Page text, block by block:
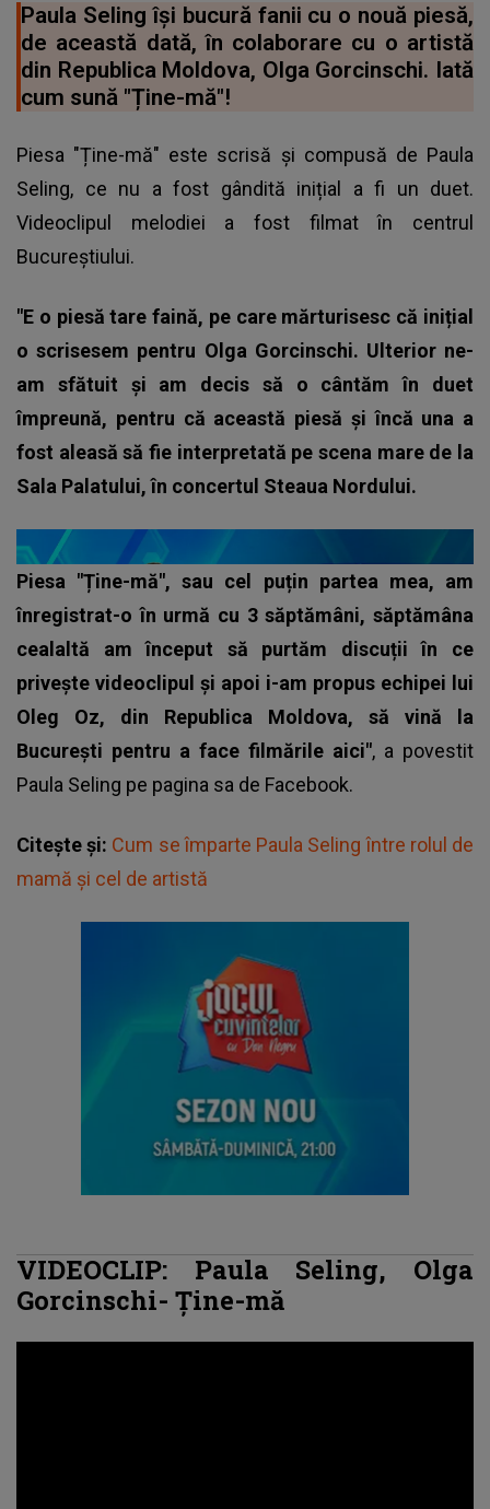
Paula Seling își bucură fanii cu o nouă piesă,
de această dată, în colaborare cu o artistă
din Republica Moldova, Olga Gorcinschi. Iată
cum sună "Ține-mă"!
Piesa "Ține-mă" este scrisă și compusă de Paula
Seling, ce nu a fost gândită inițial a fi un duet.
Videoclipul melodiei a fost filmat în centrul
Bucureștiului.
"E o piesă tare faină, pe care mărturisesc că inițial
o scrisesem pentru Olga Gorcinschi. Ulterior ne-
am sfătuit și am decis să o cântăm în duet
împreună, pentru că această piesă și încă una a
fost aleasă să fie interpretată pe scena mare de la
Sala Palatului, în concertul Steaua Nordului.
Piesa "Ține-mă", sau cel puțin partea mea, am
înregistrat-o în urmă cu 3 săptămâni, săptămâna
cealaltă am început să purtăm discuții în ce
privește videoclipul și apoi i-am propus echipei lui
Oleg Oz, din Republica Moldova, să vină la
București pentru a face filmările aici", a povestit
Paula Seling pe pagina sa de Facebook.
Citește și: Cum se împarte Paula Seling între rolul de
mamă și cel de artistă
VIDEOCLIP: Paula Seling, Olga
Gorcinschi- Ține-mă